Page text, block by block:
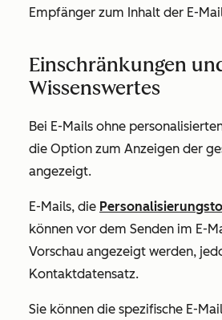
Empfänger zum Inhalt der E-
Einschränkungen
Wissenswertes
Bei E-Mails ohne
die Option zum Anzeigen der
angezeigt.
E-Mails, die
können vor dem Senden im E-
Vorschau angezeigt werden,
Kontaktdatensatz.
Sie können die spezifische E-